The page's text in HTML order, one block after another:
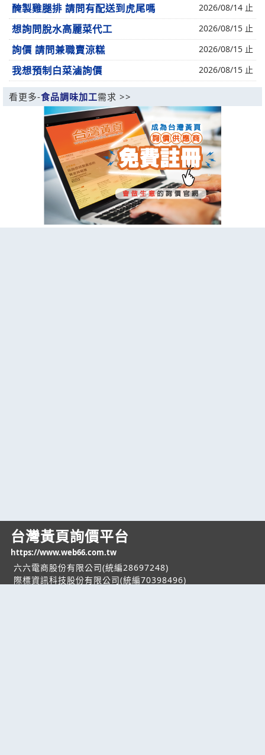
醃製雞腿排 請問有配送到虎尾嗎 2026/08/14 止
想詢問脫水高麗菜代工 2026/08/15 止
詢價 請問兼職賣涼糕 2026/08/15 止
我想預制白菜滷詢價 2026/08/15 止
看更多-食品調味加工需求 >>
台灣黃頁詢價平台
https://www.web66.com.tw
六六電商股份有限公司(統編28697248)
際標資訊科技股份有限公司(統編70398496)